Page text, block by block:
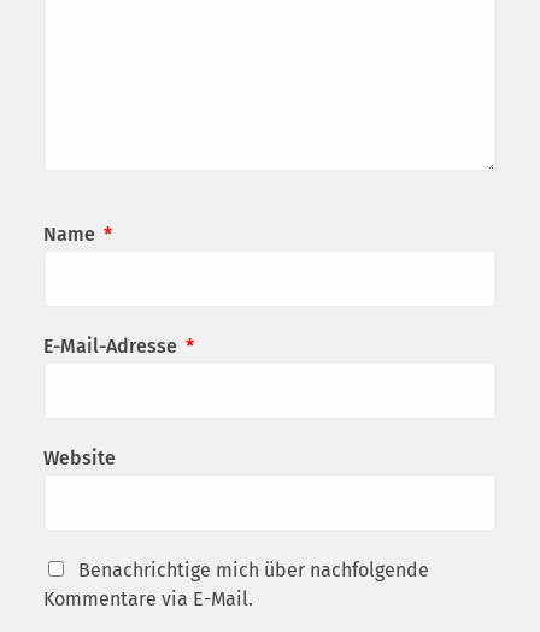
Name *
E-Mail-Adresse *
Website
Benachrichtige mich über nachfolgende
Kommentare via E-Mail.